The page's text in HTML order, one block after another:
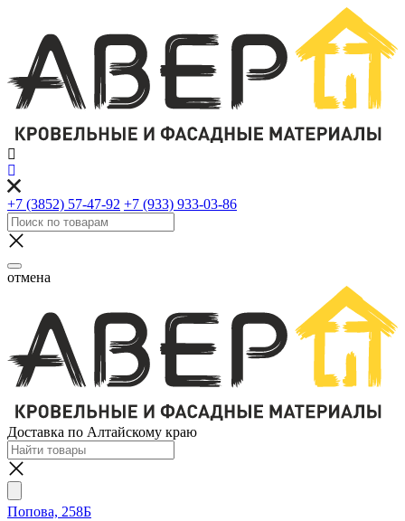
+7 (3852) 57-47-92 +7 (933) 933-03-86
отмена
Доставка по Алтайскому краю
Попова, 258Б